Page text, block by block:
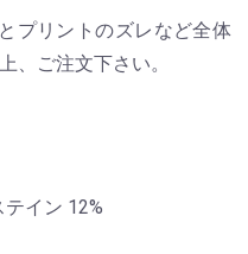
プリントのズレなど全体
、ご注文下さい。
イン 12%